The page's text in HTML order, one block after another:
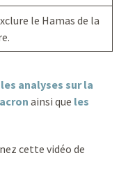
le Hamas de la
les analyses sur la
ainsi que les
cette vidéo de